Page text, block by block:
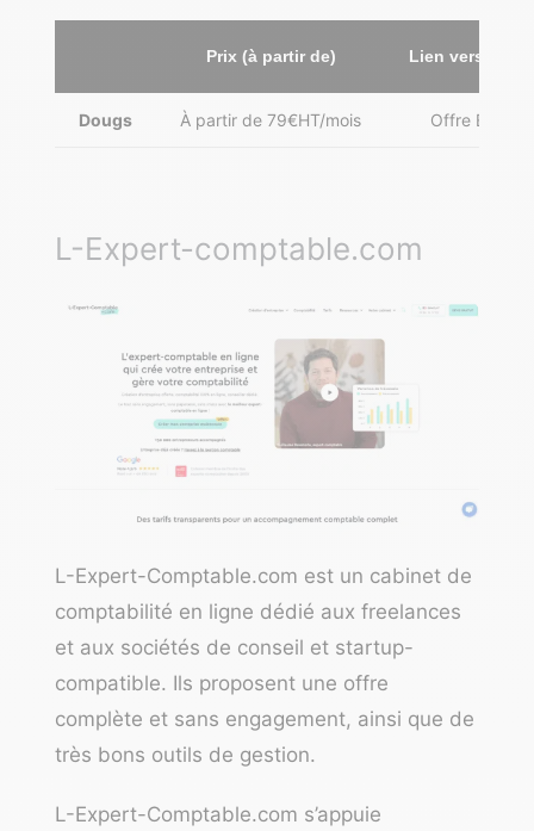
Prix (à partir de) Lien vers le
Dougs À partir de 79€HT/mois Offre EURL
L-Expert-comptable.com
L-Expert-Comptable.com est un cabinet de
comptabilité en ligne dédié aux freelances
et aux sociétés de conseil et startup-
compatible. Ils proposent une offre
complète et sans engagement, ainsi que de
très bons outils de gestion.
L-Expert-Comptable.com s’appuie